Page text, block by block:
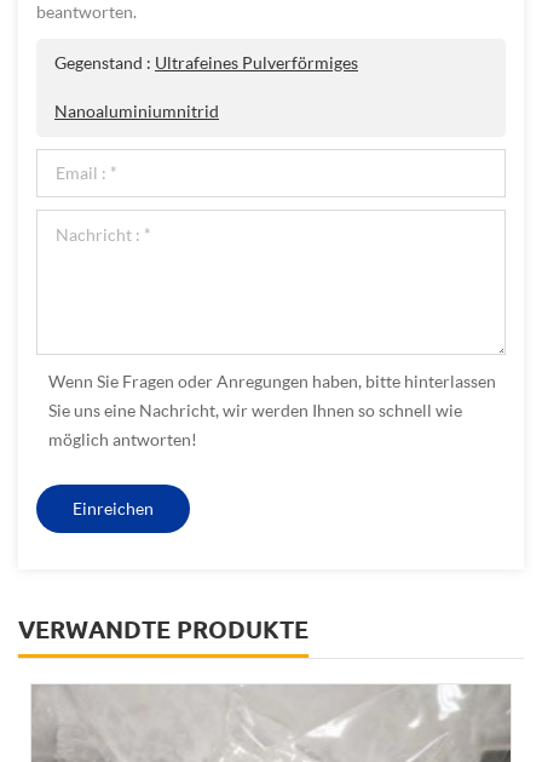
beantworten.
Gegenstand : Ultrafeines Pulverförmiges
Nanoaluminiumnitrid
Wenn Sie Fragen oder Anregungen haben, bitte hinterlassen
Sie uns eine Nachricht, wir werden Ihnen so schnell wie
möglich antworten!
VERWANDTE PRODUKTE